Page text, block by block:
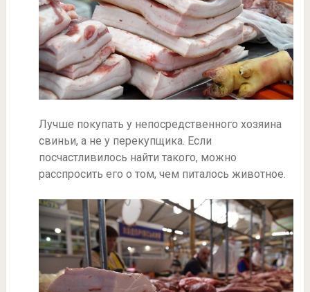
Лучше покупать у непосредственного хозяина
свиньи, а не у перекупщика. Если
посчастливилось найти такого, можно
расспросить его о том, чем питалось животное.